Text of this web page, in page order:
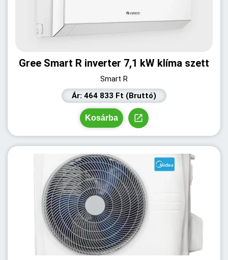
Gree Smart R inverter 7,1 kW klíma szett
Smart R
Ár: 464 833 Ft (Bruttó)
Kosárba